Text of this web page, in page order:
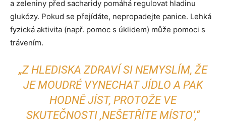
a zeleniny před sacharidy pomáhá regulovat hladinu
glukózy. Pokud se přejídáte, nepropadejte panice. Lehká
fyzická aktivita (např. pomoc s úklidem) může pomoci s
trávením.
„Z HLEDISKA ZDRAVÍ SI NEMYSLÍM, ŽE
JE MOUDRÉ VYNECHAT JÍDLO A PAK
HODNĚ JÍST, PROTOŽE VE
SKUTEČNOSTI ‚NEŠETŘÍTE MÍSTO‘,“